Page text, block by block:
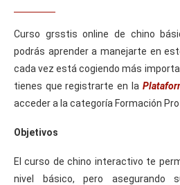
Curso grsstis online de chino
podrás aprender a manejarte en
cada vez está cogiendo más
tienes que registrarte en la
acceder a la categoría Formación
Objetivos
El curso de chino interactivo te
nivel básico, pero